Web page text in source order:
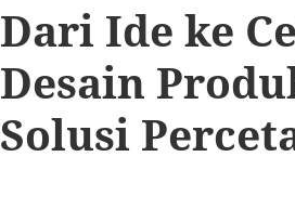
Dari Ide ke
Desain
Solusi